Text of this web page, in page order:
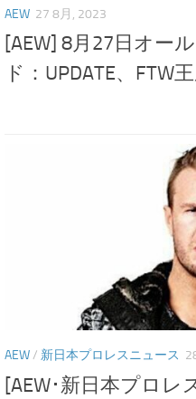
AEW 27 8月, 2023
[AEW] 8月27日オー
ド：UPDATE、FTW
AEW/ 新日本プロレスニュース
[AEW･新日本プロレ